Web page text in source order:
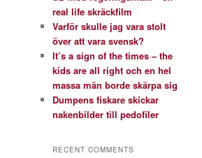
real life skräckfilm
Varför skulle jag vara stolt
över att vara svensk?
It’s a sign of the times – the
kids are all right och en hel
massa män borde skärpa sig
Dumpens fiskare skickar
nakenbilder till pedofiler
RECENT COMMENTS